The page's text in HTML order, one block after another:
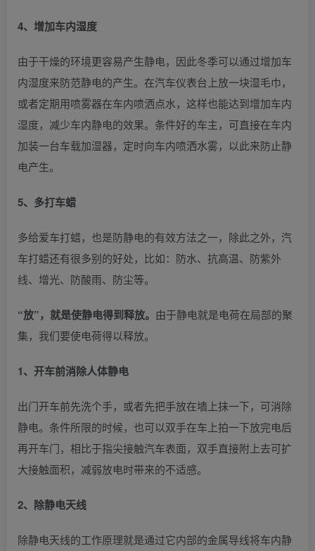
4、增加车内湿度
由于干燥的环境更容易产生静电，因此冬季可以通过增加车
内湿度来防范静电的产生。在汽车仪表台上放一块湿毛巾，
或者定期用喷雾器在车内喷洒点水，这样也能达到增加车内
湿度，减少车内静电的效果。条件好的车主，可直接在车内
加装一台车载加湿器，定时向车内喷洒水雾，以此来防止静
电产生。
5、多打车蜡
多给爱车打蜡，也是防静电的有效方法之一，除此之外，汽
车打蜡还有很多别的好处，比如：防水、抗高温、防紫外
线、增光、防酸雨、防尘等。
“放”，就是使静电得到释放。 由于静电就是电荷在局部的聚
集，我们要使电荷得以释放。
1、开车前消除人体静电
出门开车前先洗个手，或者先把手放在墙上抹一下，可消除
静电。条件所限的时候，也可以双手在车上拍一下放完电后
再开车门，相比于指尖接触汽车表面，双手直接附上去可扩
大接触面积，减弱放电时带来的不适感。
2、除静电天线
除静电天线的工作原理就是通过它内部的金属导线将车内静